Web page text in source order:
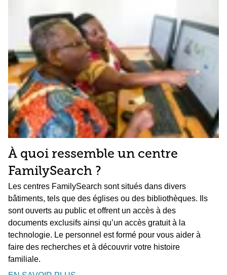
À quoi ressemble un centre
FamilySearch ?
Les centres FamilySearch sont situés dans divers
bâtiments, tels que des églises ou des bibliothèques. Ils
sont ouverts au public et offrent un accès à des
documents exclusifs ainsi qu’un accès gratuit à la
technologie. Le personnel est formé pour vous aider à
faire des recherches et à découvrir votre histoire
familiale.